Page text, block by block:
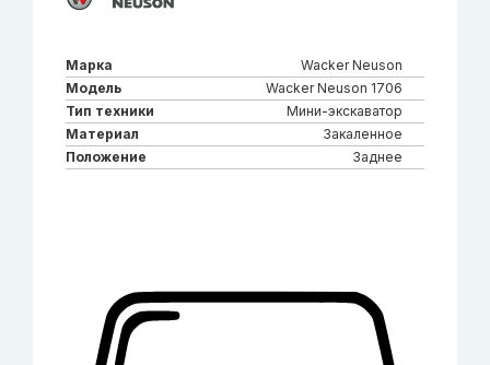
Марка
Wacker Neuson
Модель
Wacker Neuson 1706
Тип техники
Мини-экскаватор
Материал
Закаленное
Положение
Заднее